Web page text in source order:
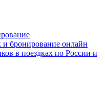
бронирование онлайн
в поездках по России и